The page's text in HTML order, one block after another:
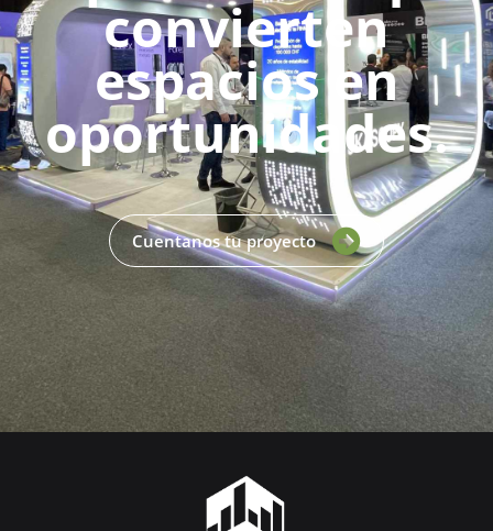
convierten
espacios en
oportunidades.
Cuentanos tu proyecto